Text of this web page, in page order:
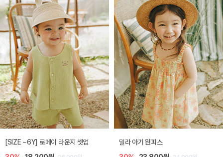
엘리오 아기 블라우스 엘로디 니트 아기 뷔스티에